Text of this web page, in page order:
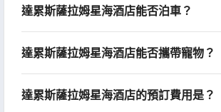
達累斯薩拉姆星海酒店能否泊車？
達累斯薩拉姆星海酒店能否攜帶寵物？
達累斯薩拉姆星海酒店的預訂費用是？